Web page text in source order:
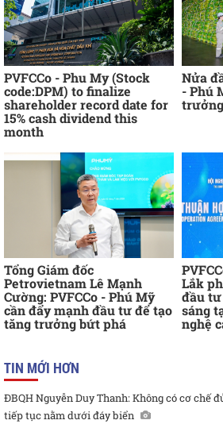
PVFCCo - Phu My (Stock
code:DPM) to finalize
shareholder record date for
15% cash dividend this
month
Nửa
- Phú
Tổng Giám đốc
Petrovietnam Lê Mạnh
Cường: PVFCCo - Phú Mỹ
cần đẩy mạnh đầu tư để tạo
tăng trưởng bứt phá
Lắk
đầu
sáng
nghệ
TIN MỚI HƠN
ĐBQH Nguyễn Duy Thanh: Không có cơ chế
tiếp tục nằm dưới đáy biển